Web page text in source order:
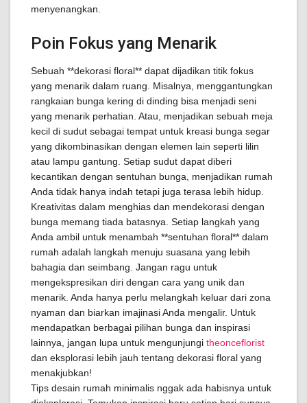
menyenangkan.
Poin Fokus yang Menarik
Sebuah **dekorasi floral** dapat dijadikan titik fokus
yang menarik dalam ruang. Misalnya, menggantungkan
rangkaian bunga kering di dinding bisa menjadi seni
yang menarik perhatian. Atau, menjadikan sebuah meja
kecil di sudut sebagai tempat untuk kreasi bunga segar
yang dikombinasikan dengan elemen lain seperti lilin
atau lampu gantung. Setiap sudut dapat diberi
kecantikan dengan sentuhan bunga, menjadikan rumah
Anda tidak hanya indah tetapi juga terasa lebih hidup.
Kreativitas dalam menghias dan mendekorasi dengan
bunga memang tiada batasnya. Setiap langkah yang
Anda ambil untuk menambah **sentuhan floral** dalam
rumah adalah langkah menuju suasana yang lebih
bahagia dan seimbang. Jangan ragu untuk
mengekspresikan diri dengan cara yang unik dan
menarik. Anda hanya perlu melangkah keluar dari zona
nyaman dan biarkan imajinasi Anda mengalir. Untuk
mendapatkan berbagai pilihan bunga dan inspirasi
lainnya, jangan lupa untuk mengunjungi theonceflorist
dan eksplorasi lebih jauh tentang dekorasi floral yang
menakjubkan!
Tips desain rumah minimalis nggak ada habisnya untuk